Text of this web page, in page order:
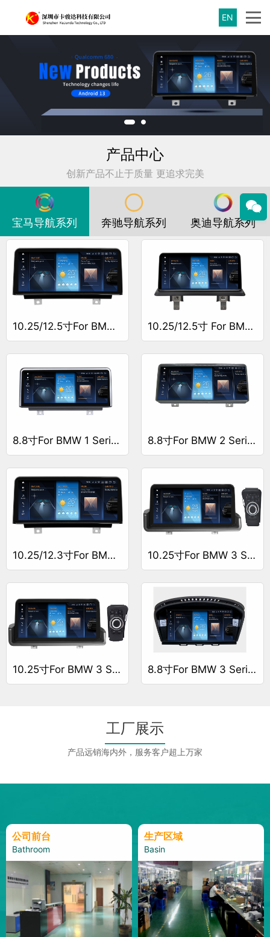
EN
产品中心
创新产品不止于质量 更追求完美
宝马导航系列 奔驰导航系列 奥迪导航系列
10.25/12.5寸For BMW 1 Series F20/F21/F23导航仪 10.25/12.5寸 For BMW 1 Series E81/E82/E87/E88导航仪
8.8寸For BMW 1 Series F20/F21/F23导航仪 8.8寸For BMW 2 Series F20/F22/FF30导航仪
10.25/12.3寸For BMW 3 Series F30/F31/F34/F35/G20 10.25寸For BMW 3 Series E90/E91/E92/E93 左驾
10.25寸For BMW 3 Series E90/E91/E92/E93 右驾 8.8寸For BMW 3 Series E90
工厂展示
产品远销海内外，服务客户超上万家
公司前台
Bathroom
生产区域
Basin